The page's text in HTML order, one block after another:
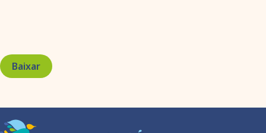
Baixar